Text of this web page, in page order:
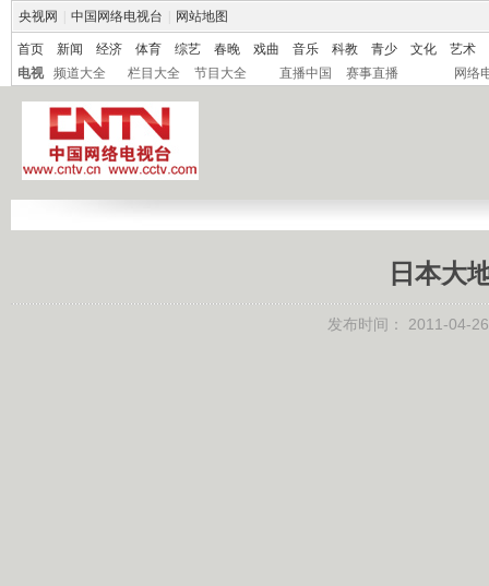
央视网 中国网络电视台 网站地图
首页 新闻 经济 体育 综艺 春晚 戏曲 音乐 科教 青少 文化
艺术
电视
频道大全 栏目大全 节目大全 直播中国 赛事直播 网络
日本大
发布时间： 2011-04-